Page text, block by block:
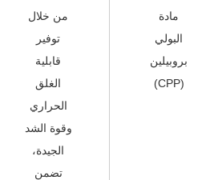
مادة
البولي
بروبيلين
(CPP)
من خلال
توفير
قابلية
الغلق
الحراري
وقوة الشد
الجيدة،
تضمن